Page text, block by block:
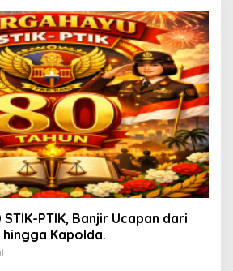
PTIK, Banjir Ucapan dari
hingga Kapolda.